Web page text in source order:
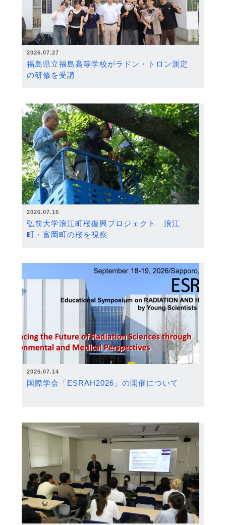
2026.07.27
福島県立福島高等学校がラドン・トロン測定
の研修を受講
2026.07.15
弘前大学浪江町桜復興プロジェクト 浪江
町・富岡町の桜を視察
2026.07.14
国際学会「ESRAH2026」の開催について